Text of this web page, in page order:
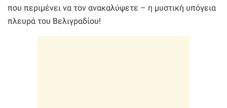
που περιμένει να τον ανακαλύψετε – η μυστική υπόγεια
πλευρά του Βελιγραδίου!